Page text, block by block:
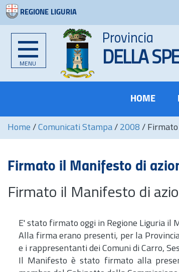
REGIONE LIGURIA
MENU
Provincia
DELLA
HOME
Home / Comunicati Stampa / 2008 /
Firmato il Manifesto di
Firmato il Manifesto di
E' stato firmato oggi in Regione Liguria il
Alla firma erano presenti, per la
e i rappresentanti dei Comuni di Carro,
Il Manifesto è stato firmato alla